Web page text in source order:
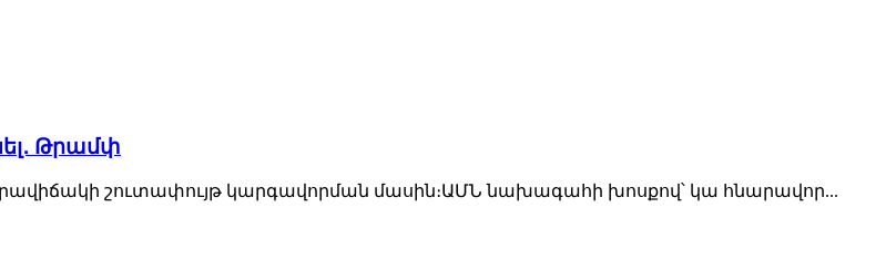
Թրամփ
շուտափույթ կարգավորման մասին։ԱՄՆ նախագահի խոսքով՝ կա հնարավոր...